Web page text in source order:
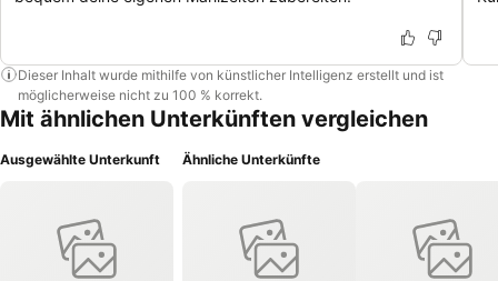
Dieser Inhalt wurde mithilfe von künstlicher Intelligenz erstellt und ist
möglicherweise nicht zu 100 % korrekt.
Mit ähnlichen Unterkünften vergleichen
Ausgewählte Unterkunft Ähnliche Unterkünfte